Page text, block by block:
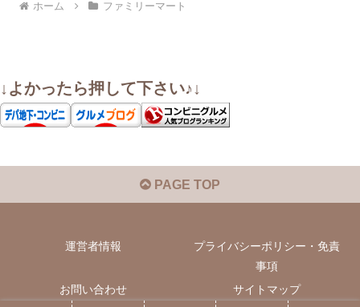
ホーム ファミリーマート
↓よかったら押して下さい♪↓
PAGE TOP
運営者情報
プライバシーポリシー・免責
事項
お問い合わせ
サイトマップ